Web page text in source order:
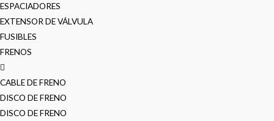
ESPACIADORES
EXTENSOR DE VÁLVULA
FUSIBLES
FRENOS
CABLE DE FRENO
DISCO DE FRENO
DISCO DE FRENO